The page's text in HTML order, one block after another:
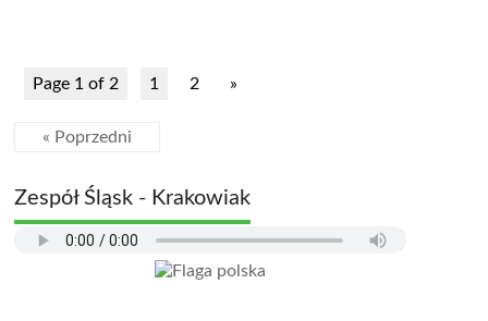
Page 1 of 2 1 2 »
« Poprzedni
Zespół Śląsk - Krakowiak